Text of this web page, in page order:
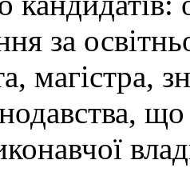
за
магістра,